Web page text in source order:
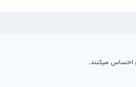
احساس میکنند.